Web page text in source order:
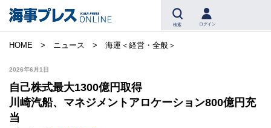
検索 ログイン
HOME ニュース 海運＜経営・全般＞
2026年6月1日
自己株式最大1300億円取得
川崎汽船、マネジメントアロケーション800億円充
当